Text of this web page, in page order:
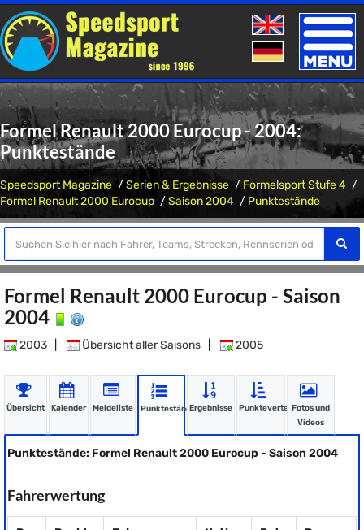
Toggle
Formel Renault 2000 Eurocup - 2004:
Punktestände
Speedsport Magazine Serien & Ergebnisse
Formelsport Stufe 4
Formel Renault 2000 Eurocup
Saison 2004 Punktestände
Formel Renault 2000 Eurocup - Saison
2004
2003 Übersicht aller Saisons 2005
Übersicht Kalender Meldeliste PunkteständeErgebnisse PunkteverteilungFotos und
Videos
Punktestände: Formel Renault 2000 Eurocup - Saison 2004
Fahrerwertung